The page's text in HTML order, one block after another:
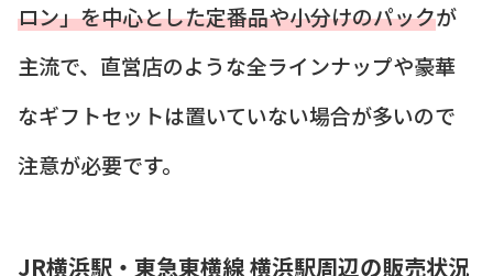
ロン」を中心とした定番品や小分けのパックが
主流で、直営店のような全ラインナップや豪華
なギフトセットは置いていない場合が多いので
注意が必要です。
JR横浜駅・東急東横線 横浜駅周辺の販売状況